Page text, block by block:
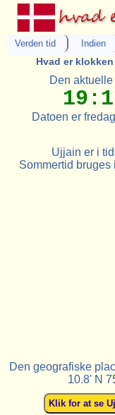
Verden tid Indien
Hvad er
Den
Datoen er
Ujjain er i
Sommertid
Den geografiske
10.8' N